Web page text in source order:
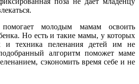
молодым мамам освоить
Но есть и такие мамы, у которых
и техника пеленания детей им не
алгоритм поможет маме
сэкономить время себе и не